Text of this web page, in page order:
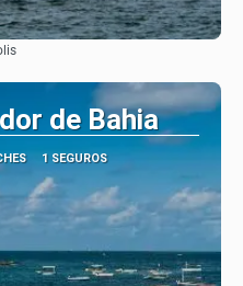
de Bahia
1 SEGUROS